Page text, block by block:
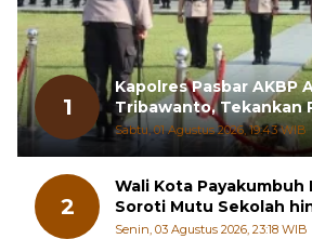
1
Kapolres Pasbar AKBP
Tribawanto, Tekankan
Pelayanan dan Sinergi
Masyarakat
Sabtu, 01 Agustus 2026, 19:43 WIB
2
Wali Kota Payakumbuh
Soroti Mutu Sekolah
RSUD
Senin, 03 Agustus 2026, 23:18 WIB